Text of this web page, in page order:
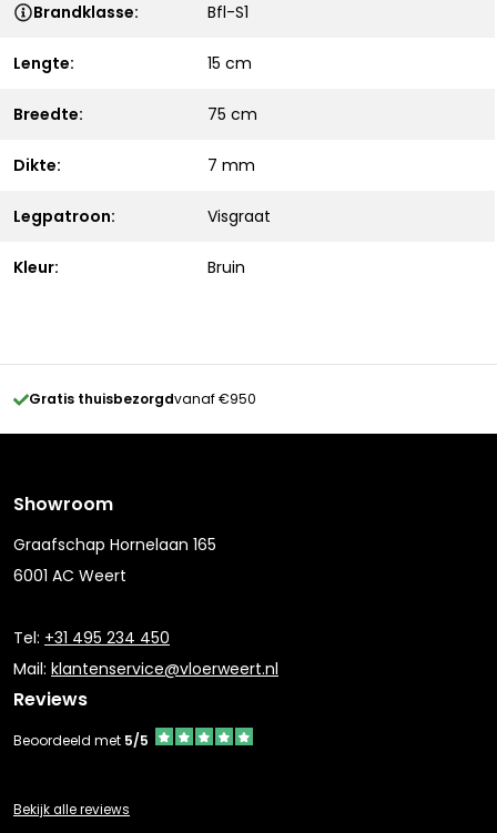
Brandklasse: Bfl-S1
Lengte: 15 cm
Breedte: 75 cm
Dikte: 7 mm
Legpatroon: Visgraat
Kleur: Bruin
Gratis thuisbezorgdvanaf €950
Showroom
Graafschap Hornelaan 165
6001 AC Weert
Tel: +31 495 234 450
Mail: klantenservice@vloerweert.nl
Reviews
Beoordeeld met 5/5
Bekijk alle reviews